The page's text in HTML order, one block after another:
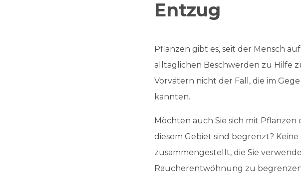
Entzug
Pflanzen gibt es, seit der Mensch
alltäglichen Beschwerden zu Hilfe
Vorvätern nicht der Fall, die im
kannten.
Möchten auch Sie sich mit
diesem Gebiet sind begrenzt?
zusammengestellt, die Sie
Raucherentwöhnung zu